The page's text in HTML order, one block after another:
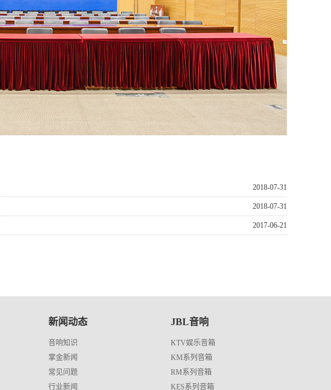
2018-07-31
2018-07-31
2017-06-21
新闻动态
音响知识
掌金新闻
常见问题
行业新闻
JBL音响
KTV娱乐音箱
KM系列音箱
RM系列音箱
KES系列音箱